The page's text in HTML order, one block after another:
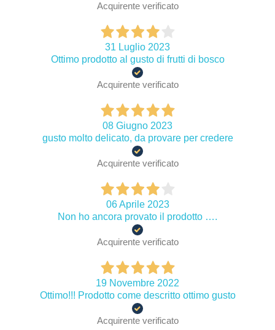
Acquirente verificato
31 Luglio 2023
Ottimo prodotto al gusto di frutti di bosco
Acquirente verificato
08 Giugno 2023
gusto molto delicato, da provare per credere
Acquirente verificato
06 Aprile 2023
Non ho ancora provato il prodotto ….
Acquirente verificato
19 Novembre 2022
Ottimo!!! Prodotto come descritto ottimo gusto
Acquirente verificato